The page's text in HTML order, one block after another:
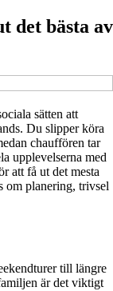
det bästa av
sätten att
Du slipper köra
chauffören tar
upplevelserna med
att få ut det mesta
om planering, trivsel
till längre
är det viktigt